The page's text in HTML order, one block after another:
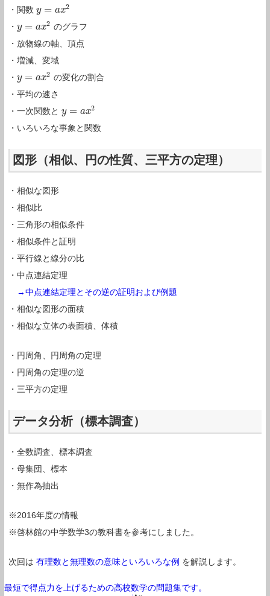
・関数 y = ax2
y=ax 2
・ y = ax2
y=ax 2
のグラフ
・放物線の軸、頂点
・増減、変域
・ y = ax2
y=ax 2
の変化の割合
・平均の速さ
・一次関数と y = ax2
y=ax 2
・いろいろな事象と関数
図形（相似、円の性質、三平方の定理）
・相似な図形
・相似比
・三角形の相似条件
・相似条件と証明
・平行線と線分の比
・中点連結定理
→中点連結定理とその逆の証明および例題
・相似な図形の面積
・相似な立体の表面積、体積
・円周角、円周角の定理
・円周角の定理の逆
・三平方の定理
データ分析（標本調査）
・全数調査、標本調査
・母集団、標本
・無作為抽出
※2016年度の情報
※啓林館の中学数学3の教科書を参考にしました。
次回は 有理数と無理数の意味といろいろな例 を解説します。
最短で得点力を上げるための高校数学の問題集です。